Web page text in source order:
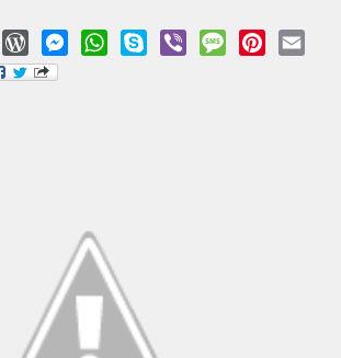
LinkedInWordPressMessengerWhatsApp
Skype Viber MessagePinterest